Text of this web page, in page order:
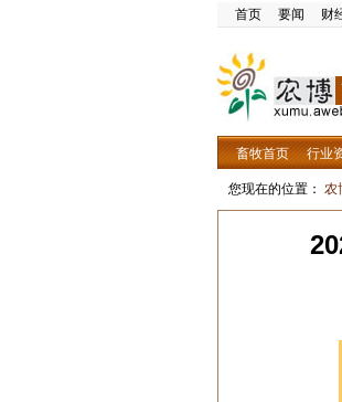
首页 要闻 财
畜牧首页 行业
您现在的位置： 农